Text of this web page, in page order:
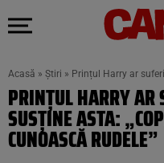
Acasă » Știri » Prințul Harry ar
PRINȚUL HARRY
SUSȚINE ASTA:
CUNOASCĂ RUDELE”